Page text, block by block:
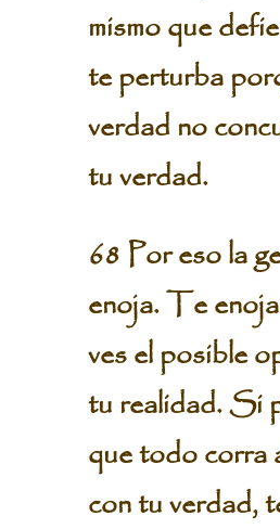
mismo que
te perturba
verdad no
tu verdad.
68 Por eso la
enoja. Te
ves el posible
tu realidad. Si
que todo corra
con tu verdad,